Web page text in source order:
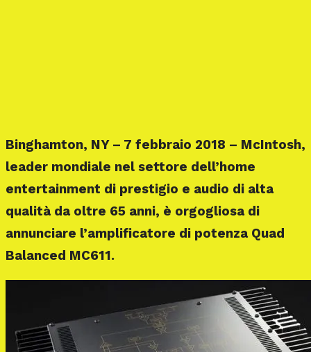
Binghamton, NY – 7 febbraio 2018 – McIntosh,
leader mondiale nel settore dell’home
entertainment di prestigio e audio di alta
qualità da oltre 65 anni, è orgogliosa di
annunciare l’amplificatore di potenza Quad
Balanced MC611.